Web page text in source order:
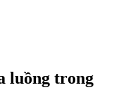
luồng trong